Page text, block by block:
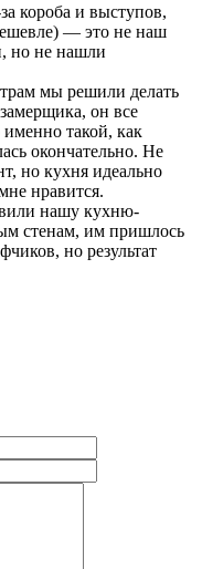
короба и выступов,
— это не наш
но не нашли
мы решили делать
он все
такой, как
окончательно. Не
но кухня идеально
нравится.
нашу кухню-
стенам, им пришлось
но результат